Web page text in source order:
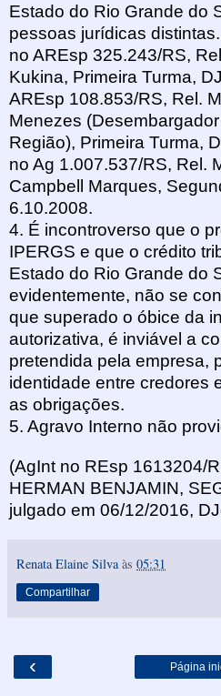
Estado do Rio Grande do
pessoas jurídicas
no AREsp 325.243/RS,
Kukina, Primeira Turma,
AREsp 108.853/RS, Rel.
Menezes
Região), Primeira Turma,
no Ag 1.007.537/RS, Rel.
Campbell Marques,
6.10.2008.
4. É incontroverso que o
IPERGS e que o crédito
Estado do Rio Grande do
evidentemente, não se
que superado o óbice da
autorizativa, é inviável a
pretendida pela empresa,
identidade entre credores
as obrigações.
5. Agravo Interno não
(AgInt no REsp 1613204/
HERMAN BENJAMIN,
julgado em 06/12/2016,
Renata Elaine Silva às 05:31
Compartilhar
‹ Página